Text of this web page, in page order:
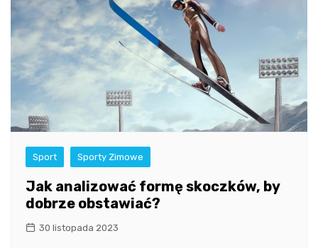
Sport Sporty Zimowe
Jak analizować formę skoczków, by
dobrze obstawiać?
30 listopada 2023